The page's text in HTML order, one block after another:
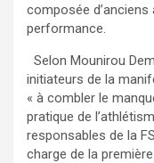
composée
performance.
Selon Mounirou
initiateurs de la
« à combler le
pratique de
responsables de la
charge de la